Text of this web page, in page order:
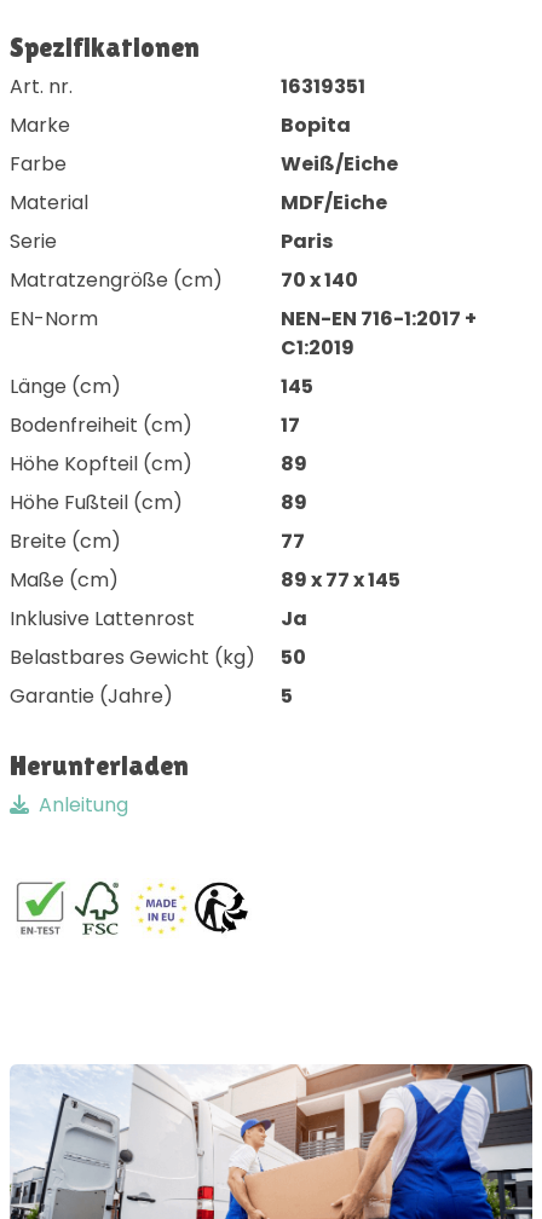
Spezifikationen
Art. nr.
16319351
Marke
Bopita
Farbe
Weiß/Eiche
Material
MDF/Eiche
Serie
Paris
Matratzengröße (cm)
70 x 140
EN-Norm
NEN-EN 716-1:2017 +
C1:2019
Länge (cm)
145
Bodenfreiheit (cm)
17
Höhe Kopfteil (cm)
89
Höhe Fußteil (cm)
89
Breite (cm)
77
Maße (cm)
89 x 77 x 145
Inklusive Lattenrost
Ja
Belastbares Gewicht (kg)
50
Garantie (Jahre)
5
Herunterladen
Anleitung